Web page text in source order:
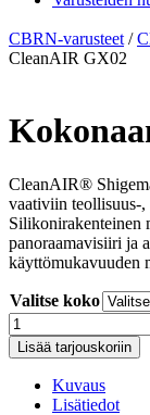
CBRN-varusteet /
CleanAIR GX02
CleanAIR®
vaativiin teollisuus-
Silikonirakenteinen
panoraamavisiiri ja
käyttömukavuuden
Valitse koko
Kokonaamari
CleanAIR
GX02
määrä
Lisää tarjouskoriin
Kuvaus
Lisätiedot